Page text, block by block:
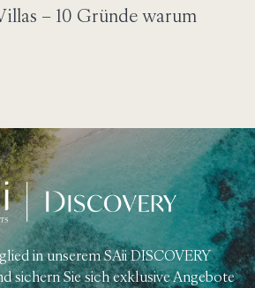
– 10 Gründe warum
in unserem SAii DISCOVERY
sichern Sie sich exklusive Angebote